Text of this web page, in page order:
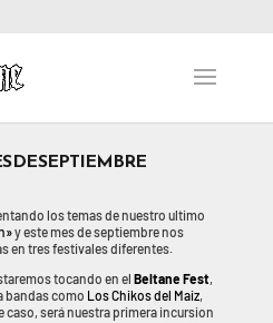
DE SEPTIEMBRE
los temas de nuestro ultimo
y este mes de septiembre nos
en tres festivales diferentes.
tocando en el Beltane Fest,
bandas como Los Chikos del Maiz,
caso, será nuestra primera incursion